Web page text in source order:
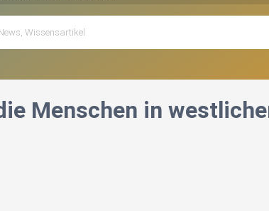
Menschen in